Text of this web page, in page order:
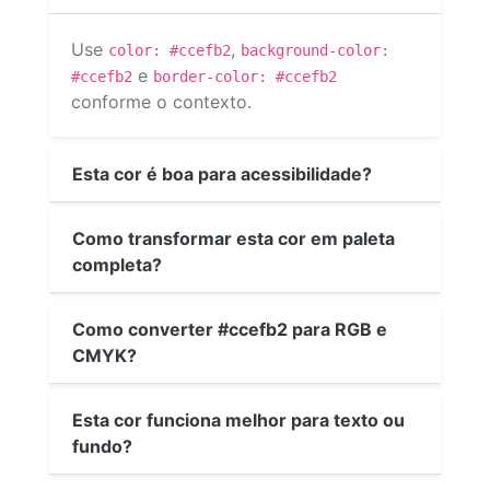
Use color: #ccefb2, background-color:
#ccefb2 e border-color: #ccefb2
conforme o contexto.
Esta cor é boa para acessibilidade?
Como transformar esta cor em paleta
completa?
Como converter #ccefb2 para RGB e
CMYK?
Esta cor funciona melhor para texto ou
fundo?